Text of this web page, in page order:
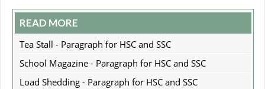
READ MORE
Tea Stall - Paragraph for HSC and SSC
School Magazine - Paragraph for HSC and SSC
Load Shedding - Paragraph for HSC and SSC